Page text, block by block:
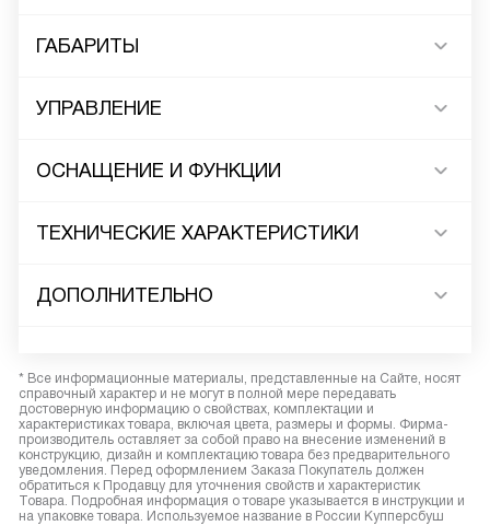
ГАБАРИТЫ
УПРАВЛЕНИЕ
ОСНАЩЕНИЕ И ФУНКЦИИ
ТЕХНИЧЕСКИЕ ХАРАКТЕРИСТИКИ
ДОПОЛНИТЕЛЬНО
* Все информационные материалы, представленные на Сайте, носят
справочный характер и не могут в полной мере передавать
достоверную информацию о свойствах, комплектации и
характеристиках товара, включая цвета, размеры и формы. Фирма-
производитель оставляет за собой право на внесение изменений в
конструкцию, дизайн и комплектацию товара без предварительного
уведомления. Перед оформлением Заказа Покупатель должен
обратиться к Продавцу для уточнения свойств и характеристик
Товара. Подробная информация о товаре указывается в инструкции и
на упаковке товара. Используемое название в России Купперсбуш